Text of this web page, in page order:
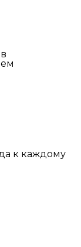
к каждому